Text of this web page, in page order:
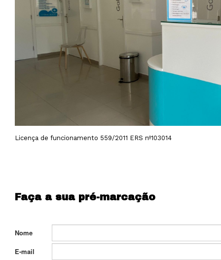
Nome
E-mail
Faça a sua pré-marcação
Licença de funcionamento 559/2011 ERS nº103014